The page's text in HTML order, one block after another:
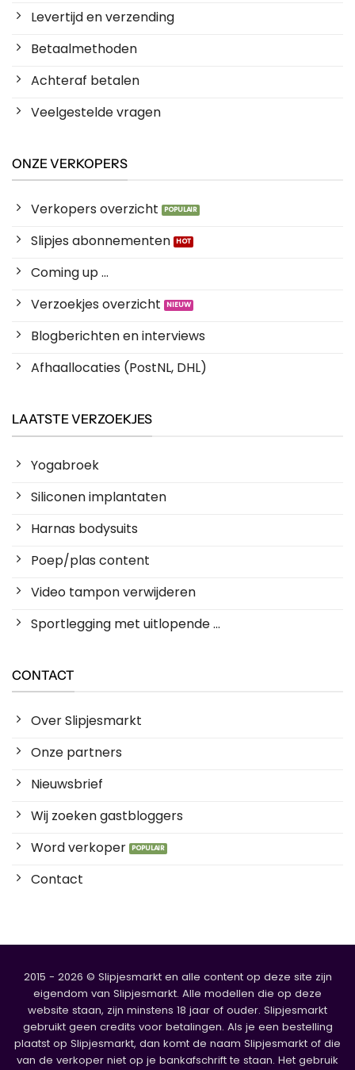
Levertijd en verzending
Betaalmethoden
Achteraf betalen
Veelgestelde vragen
ONZE VERKOPERS
Verkopers overzicht
Slipjes abonnementen
Coming up ...
Verzoekjes overzicht
Blogberichten en interviews
Afhaallocaties (PostNL, DHL)
LAATSTE VERZOEKJES
Yogabroek
Siliconen implantaten
Harnas bodysuits
Poep/plas content
Video tampon verwijderen
Sportlegging met uitlopende ...
CONTACT
Over Slipjesmarkt
Onze partners
Nieuwsbrief
Wij zoeken gastbloggers
Word verkoper
Contact
2015 - 2026 © Slipjesmarkt en alle content op deze site zijn
eigendom van Slipjesmarkt. Alle modellen die op deze
website staan, zijn minstens 18 jaar of ouder. Slipjesmarkt
gebruikt geen credits voor betalingen. Als je een bestelling
plaatst op Slipjesmarkt, dan komt de naam Slipjesmarkt of die
van de verkoper niet op je bankafschrift te staan. Het gebruik